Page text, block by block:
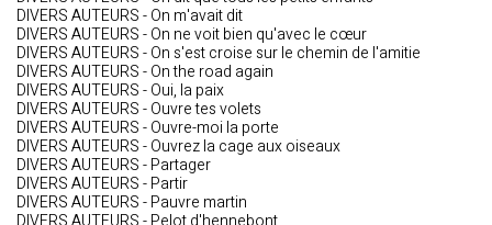
DIVERS AUTEURS - On m'avait dit
DIVERS AUTEURS - On ne voit bien qu'avec le cœur
DIVERS AUTEURS - On s'est croise sur le chemin de l'amitie
DIVERS AUTEURS - On the road again
DIVERS AUTEURS - Oui, la paix
DIVERS AUTEURS - Ouvre tes volets
DIVERS AUTEURS - Ouvre-moi la porte
DIVERS AUTEURS - Ouvrez la cage aux oiseaux
DIVERS AUTEURS - Partager
DIVERS AUTEURS - Partir
DIVERS AUTEURS - Pauvre martin